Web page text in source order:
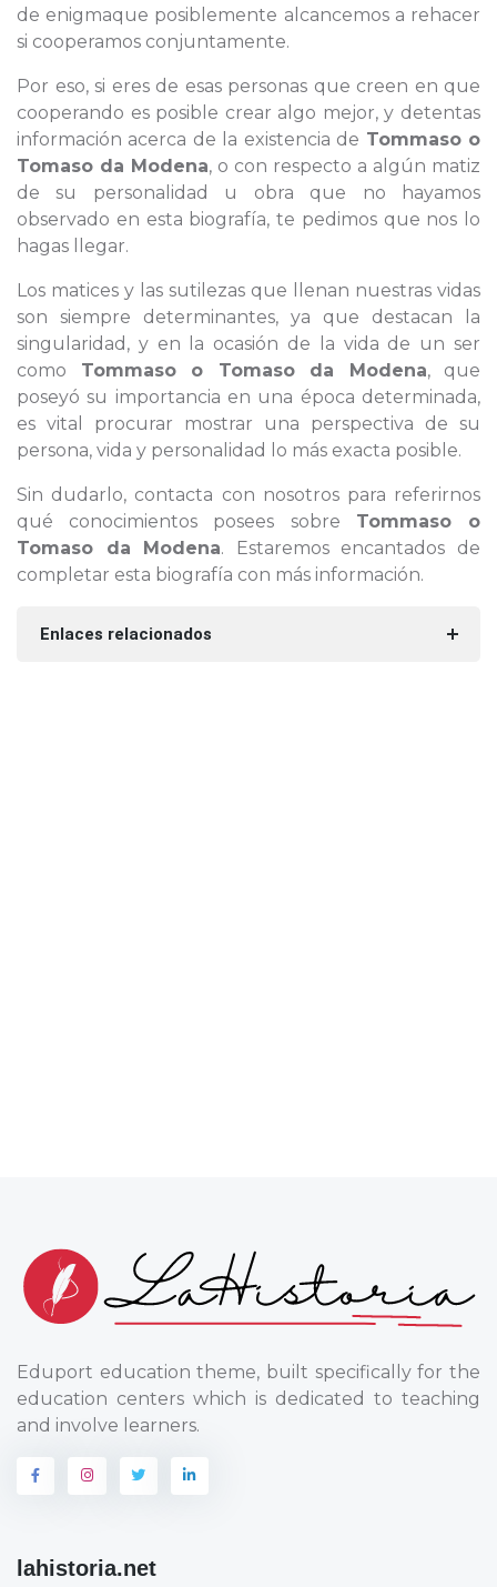
de enigmaque posiblemente alcancemos a rehacer
si cooperamos conjuntamente.
Por eso, si eres de esas personas que creen en que
cooperando es posible crear algo mejor, y detentas
información acerca de la existencia de Tommaso o
Tomaso da Modena, o con respecto a algún matiz
de su personalidad u obra que no hayamos
observado en esta biografía, te pedimos que nos lo
hagas llegar.
Los matices y las sutilezas que llenan nuestras vidas
son siempre determinantes, ya que destacan la
singularidad, y en la ocasión de la vida de un ser
como Tommaso o Tomaso da Modena, que
poseyó su importancia en una época determinada,
es vital procurar mostrar una perspectiva de su
persona, vida y personalidad lo más exacta posible.
Sin dudarlo, contacta con nosotros para referirnos
qué conocimientos posees sobre Tommaso o
Tomaso da Modena. Estaremos encantados de
completar esta biografía con más información.
Enlaces relacionados
Eduport education theme, built specifically for the
education centers which is dedicated to teaching
and involve learners.
lahistoria.net